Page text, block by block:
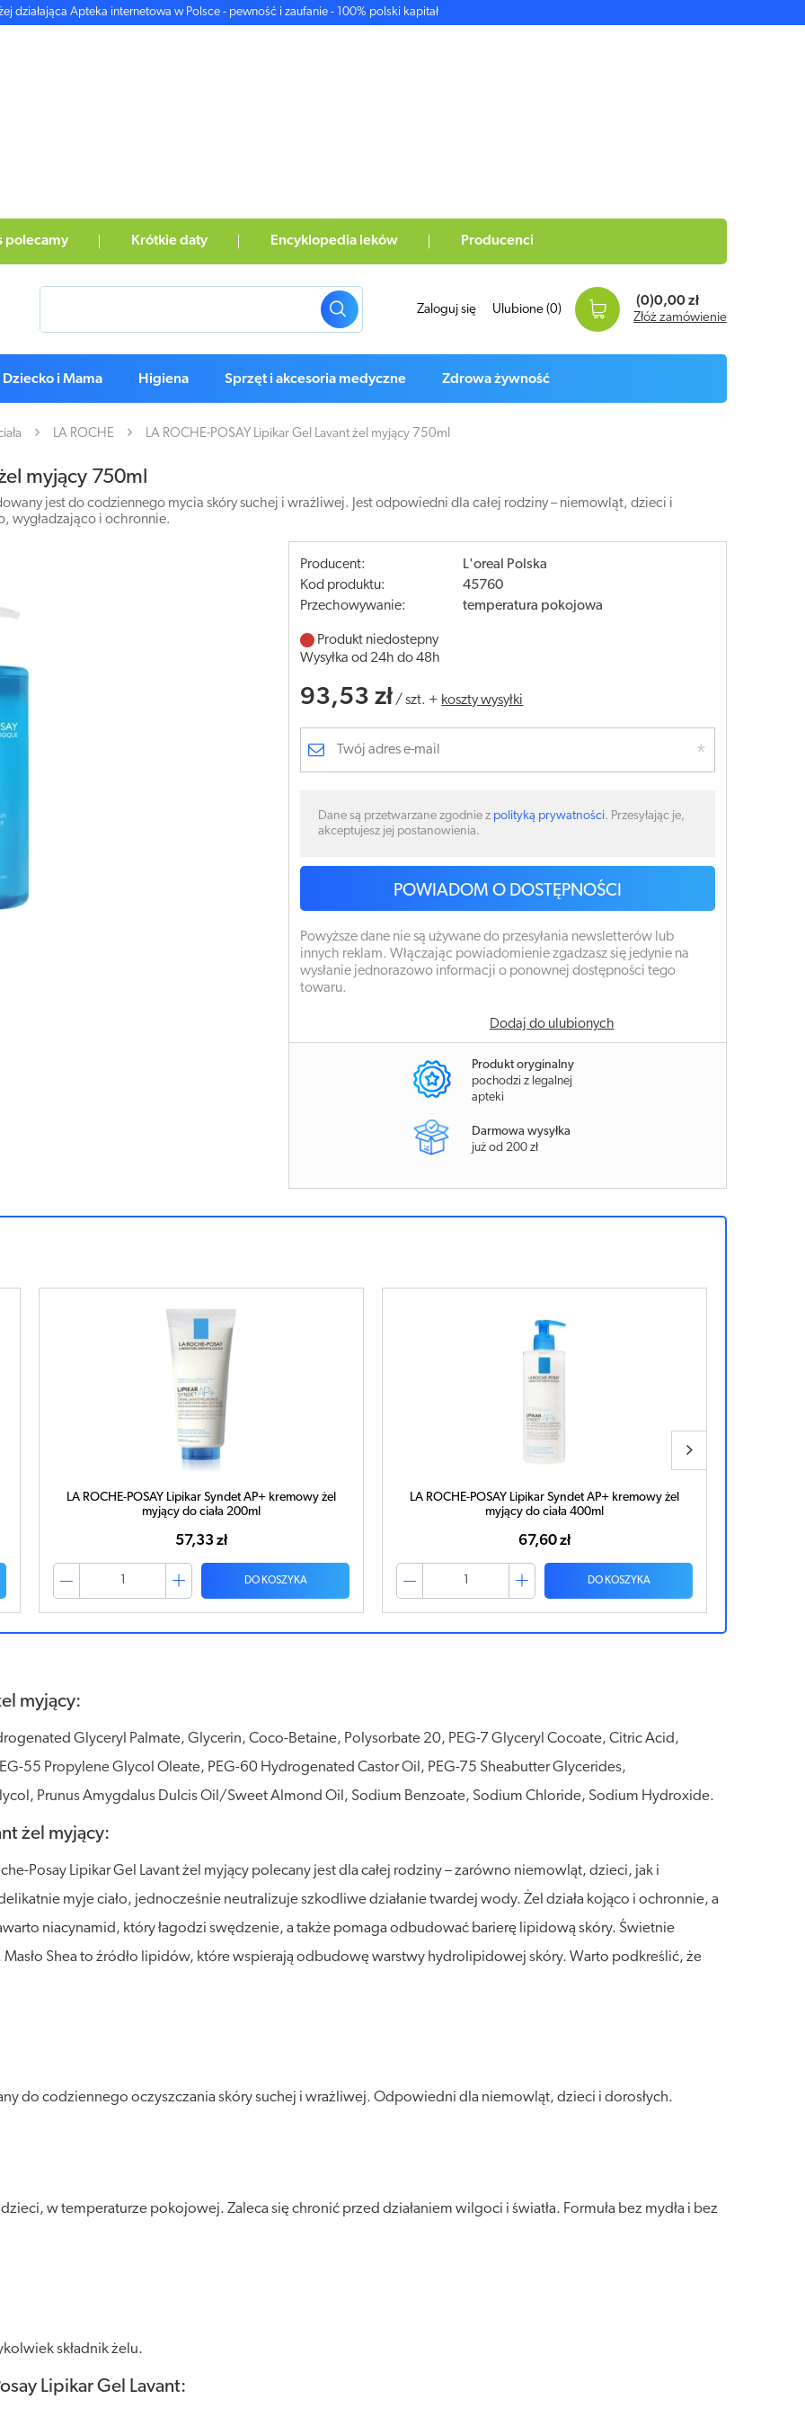
działająca Apteka internetowa w Polsce - pewność i zaufanie - 100% polski kapitał
polecamy Krótkie daty Encyklopedia leków Producenci
Zaloguj się Ulubione (0)
(0)0,00 zł
Złóż zamówienie
Dziecko i Mama Higiena Sprzęt i akcesoria medyczne Zdrowa żywność
LA ROCHE LA ROCHE-POSAY Lipikar Gel Lavant żel myjący 750ml
myjący 750ml
jest do codziennego mycia skóry suchej i wrażliwej. Jest odpowiedni dla całej rodziny – niemowląt, dzieci i
wygładzająco i ochronnie.
Producent:
L'oreal Polska
Kod produktu:
45760
Przechowywanie:
temperatura pokojowa
Produkt niedostepny
Wysyłka od 24h do 48h
93,53 zł /szt. + koszty wysyłki
Dane są przetwarzane zgodnie z polityką prywatności. Przesyłając je,
akceptujesz jej postanowienia.
POWIADOM O DOSTĘPNOŚCI
Powyższe dane nie są używane do przesyłania newsletterów lub
innych reklam. Włączając powiadomienie zgadzasz się jedynie na
wysłanie jednorazowo informacji o ponownej dostępności tego
towaru.
Dodaj do ulubionych
Produkt oryginalny
pochodzi z legalnej
apteki
Darmowa wysyłka
już od 200 zł
LA ROCHE-POSAY Lipikar Syndet AP+ kremowy żel
myjący do ciała 400ml
67,60 zł
DO KOSZYKA
La Roche Lipikar Żel do mycia twarzy i ciała 400ml
60,64 zł
DO KOSZYKA
myjący:
Glyceryl Palmate, Glycerin, Coco-Betaine, Polysorbate 20, PEG-7 Glyceryl Cocoate, Citric Acid,
55 Propylene Glycol Oleate, PEG-60 Hydrogenated Castor Oil, PEG-75 Sheabutter Glycerides,
Prunus Amygdalus Dulcis Oil/Sweet Almond Oil, Sodium Benzoate, Sodium Chloride, Sodium Hydroxide.
żel myjący:
Posay Lipikar Gel Lavant żel myjący polecany jest dla całej rodziny – zarówno niemowląt, dzieci, jak i
myje ciało, jednocześnie neutralizuje szkodliwe działanie twardej wody. Żel działa kojąco i ochronnie, a
niacynamid, który łagodzi swędzenie, a także pomaga odbudować barierę lipidową skóry. Świetnie
Shea to źródło lipidów, które wspierają odbudowę warstwy hydrolipidowej skóry. Warto podkreślić, że
do codziennego oczyszczania skóry suchej i wrażliwej. Odpowiedni dla niemowląt, dzieci i dorosłych.
w temperaturze pokojowej. Zaleca się chronić przed działaniem wilgoci i światła. Formuła bez mydła i bez
składnik żelu.
Lipikar Gel Lavant: